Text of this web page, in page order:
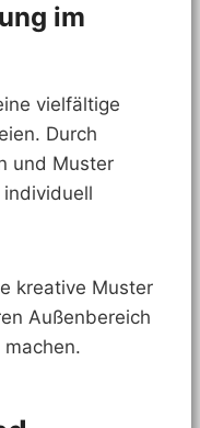
im
vielfältige
Durch
und Muster
individuell
kreative Muster
Außenbereich